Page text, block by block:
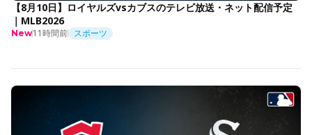
【8月10日】ロイヤルズvsカブスのテレビ放送・ネット配信予定
｜MLB2026
New11時間前 スポーツ